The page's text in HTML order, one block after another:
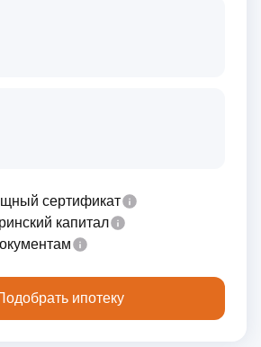
сертификат
капитал
ипотеку